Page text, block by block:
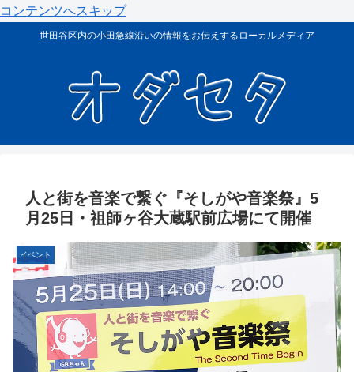
コンテンツへスキップ
世田谷区内の小田急線沿いの情報をお伝えするローカルメディア
人と街を音楽で繋ぐ『そしがや音楽祭』5
月25日・祖師ヶ谷大蔵駅前広場にて開催
イベント